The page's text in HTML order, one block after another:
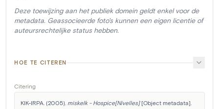
Deze toewijzing aan het publiek domein geldt enkel voor de
metadata. Geassocieerde foto's kunnen een eigen licentie of
auteursrechtelijke status hebben.
HOE TE CITEREN
Citering
KIK-IRPA. (2005). miskelk - Hospice[Nivelles] [Object metadata].